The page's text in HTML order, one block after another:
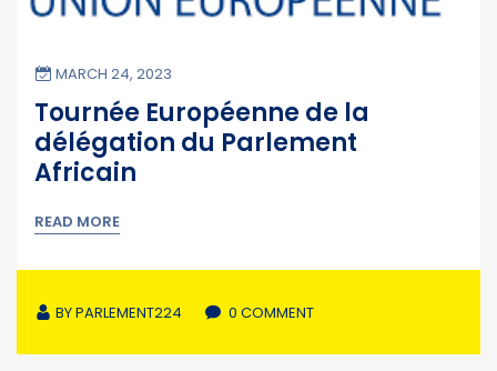
MARCH 24, 2023
Tournée Européenne de la
délégation du Parlement
Africain
READ MORE
BYPARLEMENT224 0 COMMENT